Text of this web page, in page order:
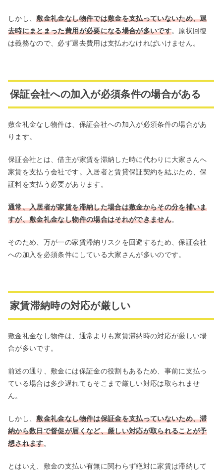
しかし、敷金礼金なし物件では敷金を支払っていないため、退
去時にまとまった費用が必要になる場合が多いです。原状回復
は義務なので、必ず退去費用は支払わなければいけません。
保証会社への加入が必須条件の場合がある
敷金礼金なし物件は、保証会社への加入が必須条件の場合があ
ります。
保証会社とは、借主が家賃を滞納した時に代わりに大家さんへ
家賃を支払う会社です。入居者と賃貸保証契約を結ぶため、保
証料を支払う必要があります。
通常、入居者が家賃を滞納した場合は敷金からその分を補いま
すが、敷金礼金なし物件の場合はそれができません。
そのため、万が一の家賃滞納リスクを回避するため、保証会社
への加入を必須条件にしている大家さんが多いのです。
家賃滞納時の対応が厳しい
敷金礼金なし物件は、通常よりも家賃滞納時の対応が厳しい場
合が多いです。
前述の通り、敷金には保証金の役割もあるため、事前に支払っ
ている場合は多少遅れてもそこまで厳しい対応は取られませ
ん。
しかし、敷金礼金なし物件は保証金を支払っていないため、滞
納から数日で督促が届くなど、厳しい対応が取られることが予
想されます。
とはいえ、敷金の支払い有無に関わらず絶対に家賃は滞納して